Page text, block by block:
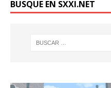
BUSQUE EN SXXI.NET